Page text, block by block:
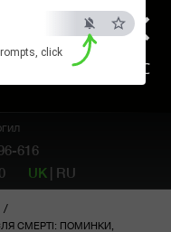
×
ESC
click
616
UK | RU
/
СМЕРТІ: ПОМИНКИ,